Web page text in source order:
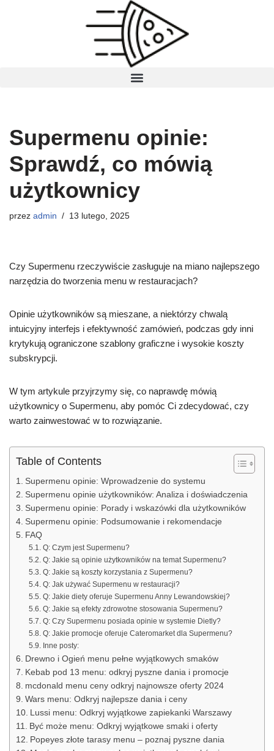
Supermenu opinie:
Sprawdź, co mówią
użytkownicy
przez admin 13 lutego, 2025
Czy Supermenu rzeczywiście zasługuje na miano najlepszego
narzędzia do tworzenia menu w restauracjach?
Opinie użytkowników są mieszane, a niektórzy chwalą
intuicyjny interfejs i efektywność zamówień, podczas gdy inni
krytykują ograniczone szablony graficzne i wysokie koszty
subskrypcji.
W tym artykule przyjrzymy się, co naprawdę mówią
użytkownicy o Supermenu, aby pomóc Ci zdecydować, czy
warto zainwestować w to rozwiązanie.
Table of Contents
Supermenu opinie: Wprowadzenie do systemu
Supermenu opinie użytkowników: Analiza i doświadczenia
Supermenu opinie: Porady i wskazówki dla użytkowników
Supermenu opinie: Podsumowanie i rekomendacje
FAQ
Q: Czym jest Supermenu?
Q: Jakie są opinie użytkowników na temat Supermenu?
Q: Jakie są koszty korzystania z Supermenu?
Q: Jak używać Supermenu w restauracji?
Q: Jakie diety oferuje Supermenu Anny Lewandowskiej?
Q: Jakie są efekty zdrowotne stosowania Supermenu?
Q: Czy Supermenu posiada opinie w systemie Dietly?
Q: Jakie promocje oferuje Cateromarket dla Supermenu?
Inne posty:
Drewno i Ogień menu pełne wyjątkowych smaków
Kebab pod 13 menu: odkryj pyszne dania i promocje
mcdonald menu ceny odkryj najnowsze oferty 2024
Wars menu: Odkryj najlepsze dania i ceny
Lussi menu: Odkryj wyjątkowe zapiekanki Warszawy
Być może menu: Odkryj wyjątkowe smaki i oferty
Popeyes złote tarasy menu – poznaj pyszne dania